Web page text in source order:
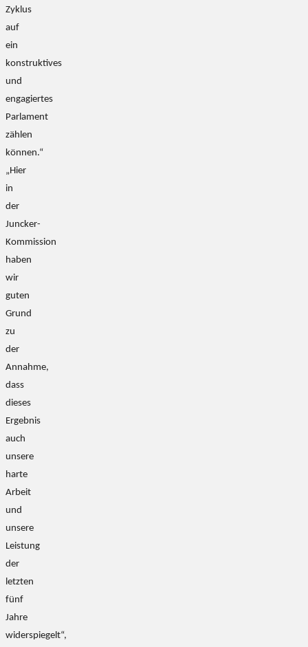
Zyklus
auf
ein
konstruktives
und
engagiertes
Parlament
zählen
können.“
„Hier
in
der
Juncker-
Kommission
haben
wir
guten
Grund
zu
der
Annahme,
dass
dieses
Ergebnis
auch
unsere
harte
Arbeit
und
unsere
Leistung
der
letzten
fünf
Jahre
widerspiegelt“,